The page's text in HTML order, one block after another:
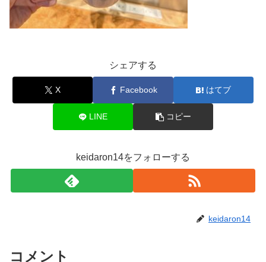
シェアする
X Facebook はてブ
LINE コピー
keidaron14をフォローする
keidaron14
コメント